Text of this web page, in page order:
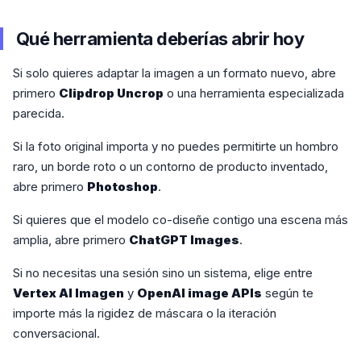
Qué herramienta deberías abrir hoy
Si solo quieres adaptar la imagen a un formato nuevo, abre
primero Clipdrop Uncrop o una herramienta especializada
parecida.
Si la foto original importa y no puedes permitirte un hombro
raro, un borde roto o un contorno de producto inventado,
abre primero Photoshop.
Si quieres que el modelo co-diseñe contigo una escena más
amplia, abre primero ChatGPT Images.
Si no necesitas una sesión sino un sistema, elige entre
Vertex AI Imagen y OpenAI image APIs según te
importe más la rigidez de máscara o la iteración
conversacional.